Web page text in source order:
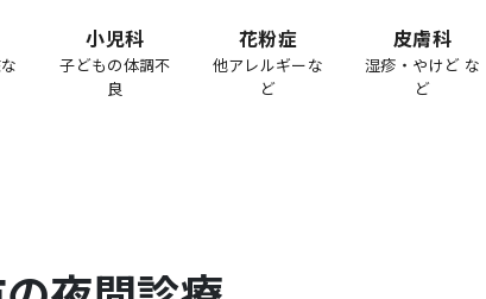
小児科
子どもの体調不
良
花粉症
他アレルギーな
ど
皮膚科
湿疹・やけど な
ど